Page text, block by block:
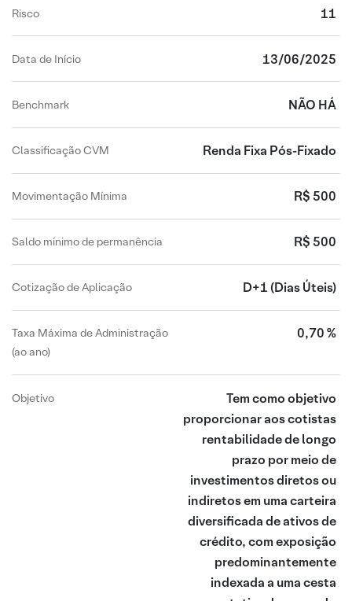
Risco 11
Data de Início 13/06/2025
Benchmark NÃO HÁ
Classificação CVM Renda Fixa Pós-Fixado
Movimentação Mínima R$ 500
Saldo mínimo de permanência R$ 500
Cotização de Aplicação D+1 (Dias Úteis)
Taxa Máxima de Administração
(ao ano)
0,70 %
Objetivo
Tem como objetivo
proporcionar aos cotistas
rentabilidade de longo
prazo por meio de
investimentos diretos ou
indiretos em uma carteira
diversificada de ativos de
crédito, com exposição
predominantemente
indexada a uma cesta